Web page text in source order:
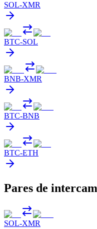
SOL-XMR
BTC-SOL
BNB-XMR
BTC-BNB
BTC-ETH
Pares de
SOL-XMR